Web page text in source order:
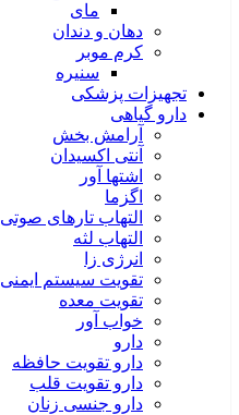
مای
دهان و دندان
کرم موبر
سنیره
تجهیزات پزشکی
دارو گیاهی
آرامش بخش
آنتی اکسیدان
اشتها آور
اگزما
التهاب تارهای صوتی
التهاب لثه
انرژی زا
تقویت سیستم ایمنی
تقویت معده
خواب آور
دارو
دارو تقویت حافظه
دارو تقویت قلب
دارو جنسی زنان